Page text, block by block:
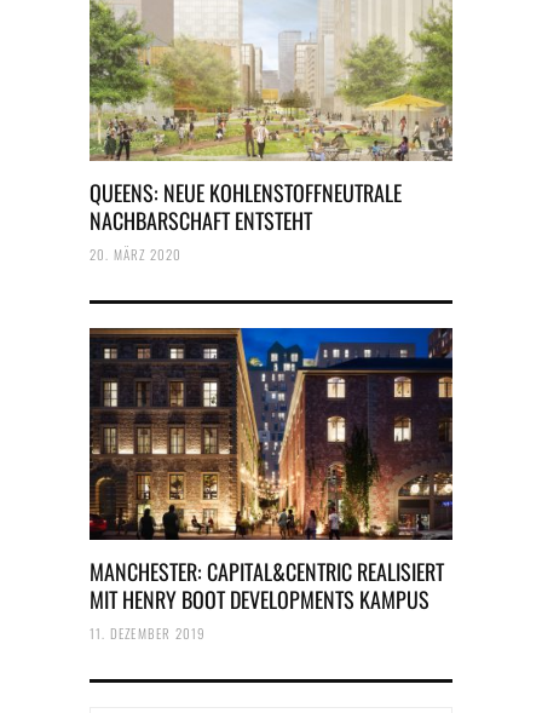
QUEENS: NEUE KOHLENSTOFFNEUTRALE
NACHBARSCHAFT ENTSTEHT
20. MÄRZ 2020
MANCHESTER: CAPITAL&CENTRIC REALISIERT
MIT HENRY BOOT DEVELOPMENTS KAMPUS
11. DEZEMBER 2019